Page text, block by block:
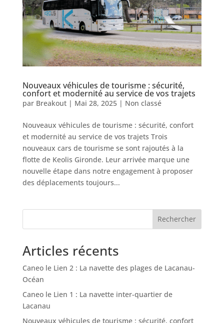
Nouveaux véhicules de tourisme : sécurité,
confort et modernité au service de vos trajets
par Breakout| Mai 28, 2025| Non classé
Nouveaux véhicules de tourisme : sécurité, confort
et modernité au service de vos trajets Trois
nouveaux cars de tourisme se sont rajoutés à la
flotte de Keolis Gironde. Leur arrivée marque une
nouvelle étape dans notre engagement à proposer
des déplacements toujours...
Rechercher
Articles récents
Caneo le Lien 2 : La navette des plages de Lacanau-
Océan
Caneo le Lien 1 : La navette inter-quartier de
Lacanau
Nouveaux véhicules de tourisme : sécurité, confort